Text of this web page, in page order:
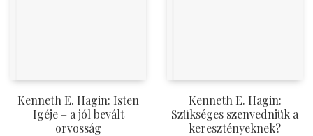
Kenneth E. Hagin: Isten
Igéje – a jól bevált
orvosság
Kenneth E. Hagin:
Szükséges szenvedniük a
keresztényeknek?